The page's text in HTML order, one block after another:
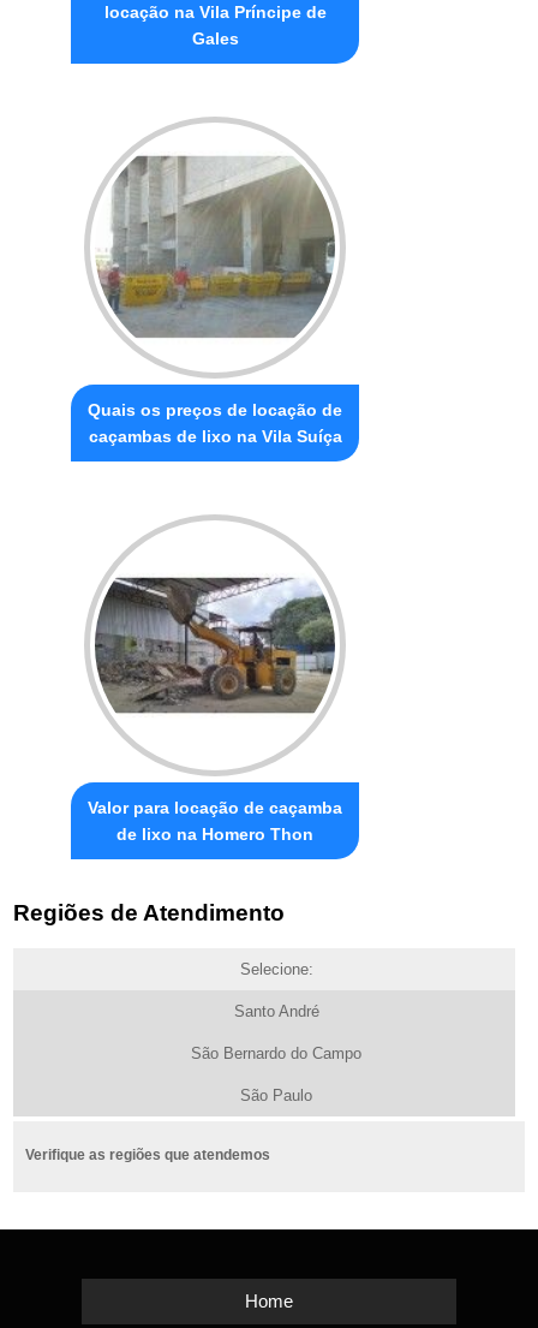
locação na Vila Príncipe de
Gales
Quais os preços de locação de
caçambas de lixo na Vila Suíça
Valor para locação de caçamba
de lixo na Homero Thon
Regiões de Atendimento
Selecione:
Santo André
São Bernardo do Campo
São Paulo
Verifique as regiões que atendemos
Home